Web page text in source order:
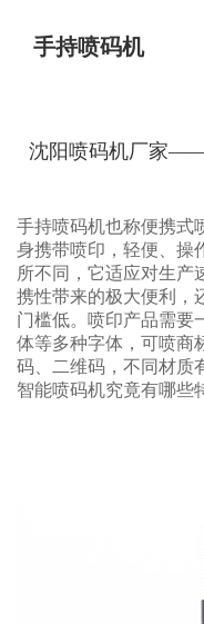
手持喷码机
沈阳喷码机厂家
手持喷码机也称便携式
身携带喷印，轻便、操
所不同，它适应对生产
携性带来的极大便利，
门槛低。喷印产品需要
体等多种字体，可喷商
码、二维码，不同材质
智能喷码机究竟有哪些